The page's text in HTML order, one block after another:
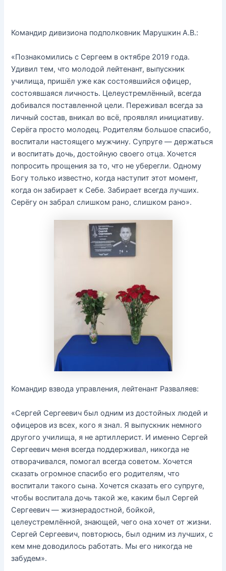
Командир дивизиона подполковник Марушкин А.В.:
«Познакомились с Сергеем в октябре 2019 года.
Удивил тем, что молодой лейтенант, выпускник
училища, пришёл уже как состоявшийся офицер,
состоявшаяся личность. Целеустремлённый, всегда
добивался поставленной цели. Переживал всегда за
личный состав, вникал во всё, проявлял инициативу.
Серёга просто молодец. Родителям большое спасибо,
воспитали настоящего мужчину. Супруге — держаться
и воспитать дочь, достойную своего отца. Хочется
попросить прощения за то, что не уберегли. Одному
Богу только известно, когда наступит этот момент,
когда он забирает к Себе. Забирает всегда лучших.
Серёгу он забрал слишком рано, слишком рано».
Командир взвода управления, лейтенант Разваляев:
«Сергей Сергеевич был одним из достойных людей и
офицеров из всех, кого я знал. Я выпускник немного
другого училища, я не артиллерист. И именно Сергей
Сергеевич меня всегда поддерживал, никогда не
отворачивался, помогал всегда советом. Хочется
сказать огромное спасибо его родителям, что
воспитали такого сына. Хочется сказать его супруге,
чтобы воспитала дочь такой же, каким был Сергей
Сергеевич — жизнерадостной, бойкой,
целеустремлённой, знающей, чего она хочет от жизни.
Сергей Сергеевич, повторюсь, был одним из лучших, с
кем мне доводилось работать. Мы его никогда не
забудем».